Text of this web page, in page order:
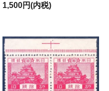
1,500円(内税)